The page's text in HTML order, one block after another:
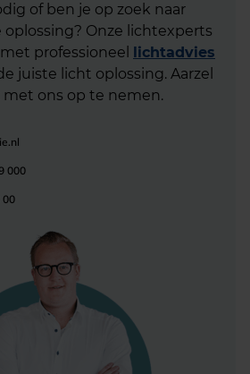
of ben je op zoek naar
Onze lichtexperts
professioneel lichtadvies
juiste licht oplossing. Aarzel
ons op te nemen.
000
00